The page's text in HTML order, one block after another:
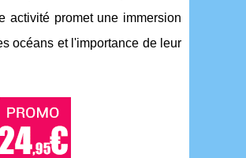
activité promet une immersion
océans et l'importance de leur